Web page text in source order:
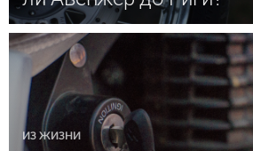
ИЗ ЖИЗНИ